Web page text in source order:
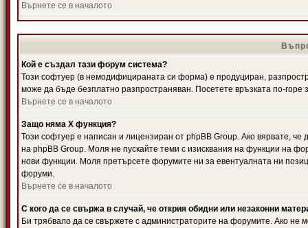
Върнете се в началото
Кой е създал тази форум система?
Този софтуер (в немодифицираната си форма) е продуциран,
може да бъде безплатно разпространяван. Посетете връзката по-горе
Върнете се в началото
Защо няма X функция?
Този софтуер е написан и лицензиран от phpBB Group. Ако вярвате,
на phpBB Group. Моля не пускайте теми с изисквания на функции на
нови функции. Моля претърсете форумите ни за евентуалната ни
форуми.
Върнете се в началото
С кого да се свържа в случай, че открия обидни или незаконни
Би трябвало да се свържете с администраторите на форумите. Ако не